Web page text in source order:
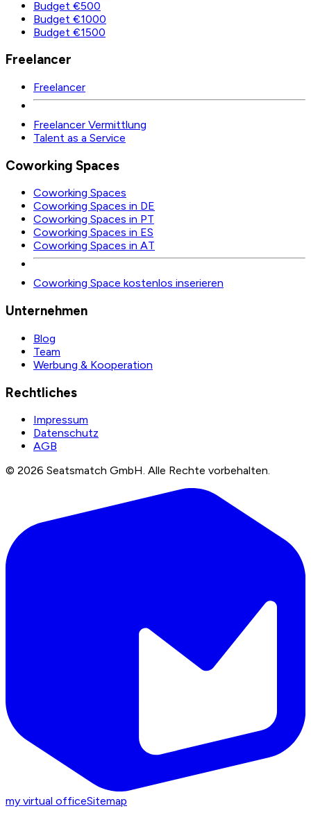
Budget €500
Budget €1000
Budget €1500
Freelancer
Freelancer
Freelancer Vermittlung
Talent as a Service
Coworking Spaces
Coworking Spaces
Coworking Spaces in DE
Coworking Spaces in PT
Coworking Spaces in ES
Coworking Spaces in AT
Coworking Space kostenlos inserieren
Unternehmen
Blog
Team
Werbung & Kooperation
Rechtliches
Impressum
Datenschutz
AGB
© 2026 Seatsmatch GmbH. Alle Rechte vorbehalten.
my virtual officeSitemap